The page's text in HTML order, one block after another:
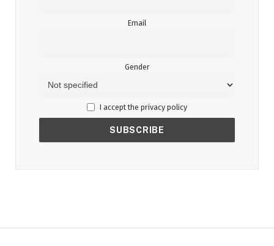
Email
Gender
I accept the privacy policy